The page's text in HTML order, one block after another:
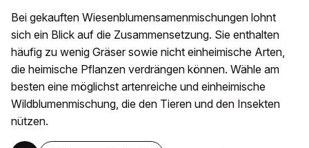
Bei gekauften Wiesenblumensamenmischungen lohnt
sich ein Blick auf die Zusammensetzung. Sie enthalten
häufig zu wenig Gräser sowie nicht einheimische Arten,
die heimische Pflanzen verdrängen können. Wähle am
besten eine möglichst artenreiche und einheimische
Wildblumenmischung, die den Tieren und den Insekten
nützen.